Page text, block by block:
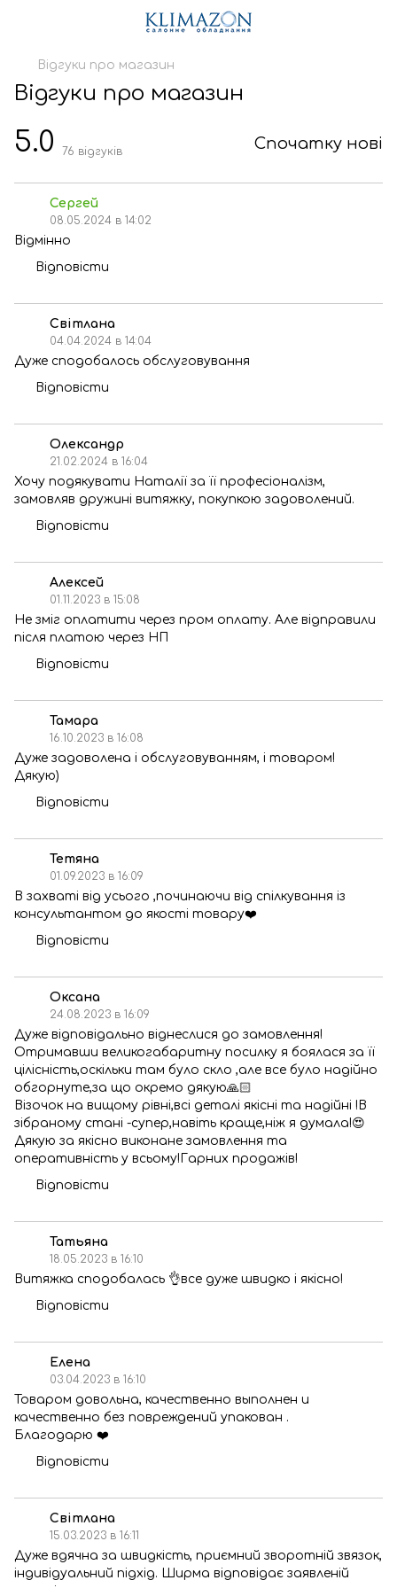
Відгуки про магазин
Відгуки про магазин
5.0 76 відгуків Спочатку нові
Сергей
08.05.2024 в 14:02
Відмінно
Відповісти
Світлана
04.04.2024 в 14:04
Дуже сподобалось обслуговування
Відповісти
Олександр
21.02.2024 в 16:04
Хочу подякувати Наталії за її професіоналізм,
замовляв дружині витяжку, покупкою задоволений.
Відповісти
Алексей
01.11.2023 в 15:08
Не зміг оплатити через пром оплату. Але відправили
після платою через НП
Відповісти
Тамара
16.10.2023 в 16:08
Дуже задоволена і обслуговуванням, і товаром!
Дякую)
Відповісти
Тетяна
01.09.2023 в 16:09
В захваті від усього ,починаючи від спілкування із
консультантом до якості товару❤️
Відповісти
Оксана
24.08.2023 в 16:09
Дуже відповідально віднеслися до замовлення!
Отримавши великогабаритну посилку я боялася за її
цілісність,оскільки там було скло ,але все було надійно
обгорнуте,за що окремо дякую🙏🏻
Візочок на вищому рівні,всі деталі якісні та надійні !В
зібраному стані -супер,навіть краще,ніж я думала!😍
Дякую за якісно виконане замовлення та
оперативність у всьому!Гарних продажів!
Відповісти
Татьяна
18.05.2023 в 16:10
Витяжка сподобалась 👌все дуже швидко і якісно!
Відповісти
Елена
03.04.2023 в 16:10
Товаром довольна, качественно выполнен и
качественно без повреждений упакован .
Благодарю ❤️
Відповісти
Світлана
15.03.2023 в 16:11
Дуже вдячна за швидкість, приємний зворотній звязок,
індивідуальний підхід. Ширма відповідає заявленій